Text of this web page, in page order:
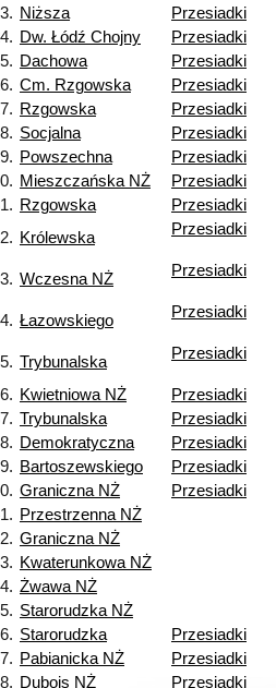
Niższa
Przesiadki
Dw. Łódź Chojny
Przesiadki
Dachowa
Przesiadki
Cm. Rzgowska
Przesiadki
Rzgowska
Przesiadki
Socjalna
Przesiadki
Powszechna
Przesiadki
Mieszczańska NŻ
Przesiadki
Rzgowska
Przesiadki
Królewska Przesiadki
Wczesna NŻ Przesiadki
Łazowskiego Przesiadki
Trybunalska Przesiadki
Kwietniowa NŻ
Przesiadki
Trybunalska
Przesiadki
Demokratyczna
Przesiadki
Bartoszewskiego
Przesiadki
Graniczna NŻ
Przesiadki
Przestrzenna NŻ
Graniczna NŻ
Kwaterunkowa NŻ
Żwawa NŻ
Starorudzka NŻ
Starorudzka
Przesiadki
Pabianicka NŻ
Przesiadki
Dubois NŻ Przesiadki